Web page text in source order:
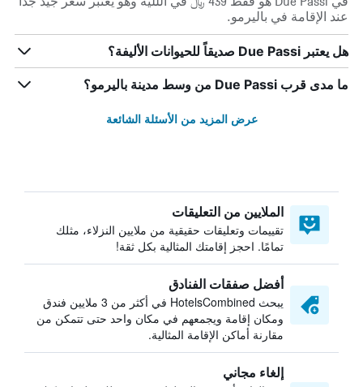
عند الإقامة في باليرمو.
هل يعتبر Due Passi صديقاً للحيوانات الأليفة؟
ما مدى قرب Due Passi من وسط مدينة باليرمو؟
عرض المزيد من الأسئلة الشائعة
الملايين من التعليقات
تقييمات وتعليقات حقيقية من ملايين النزلاء، مثلك
تمامًا. احجز إقامتك المثالية بكل ثقة!
أفضل صفقات الفنادق
يبحث HotelsCombined في أكثر من 3 ملايين فندق
ومكان إقامة ويجمعهم في مكان واحد حتى تتمكن من
مقارنة أماكن الإقامة المثالية.
إلغاء مجاني